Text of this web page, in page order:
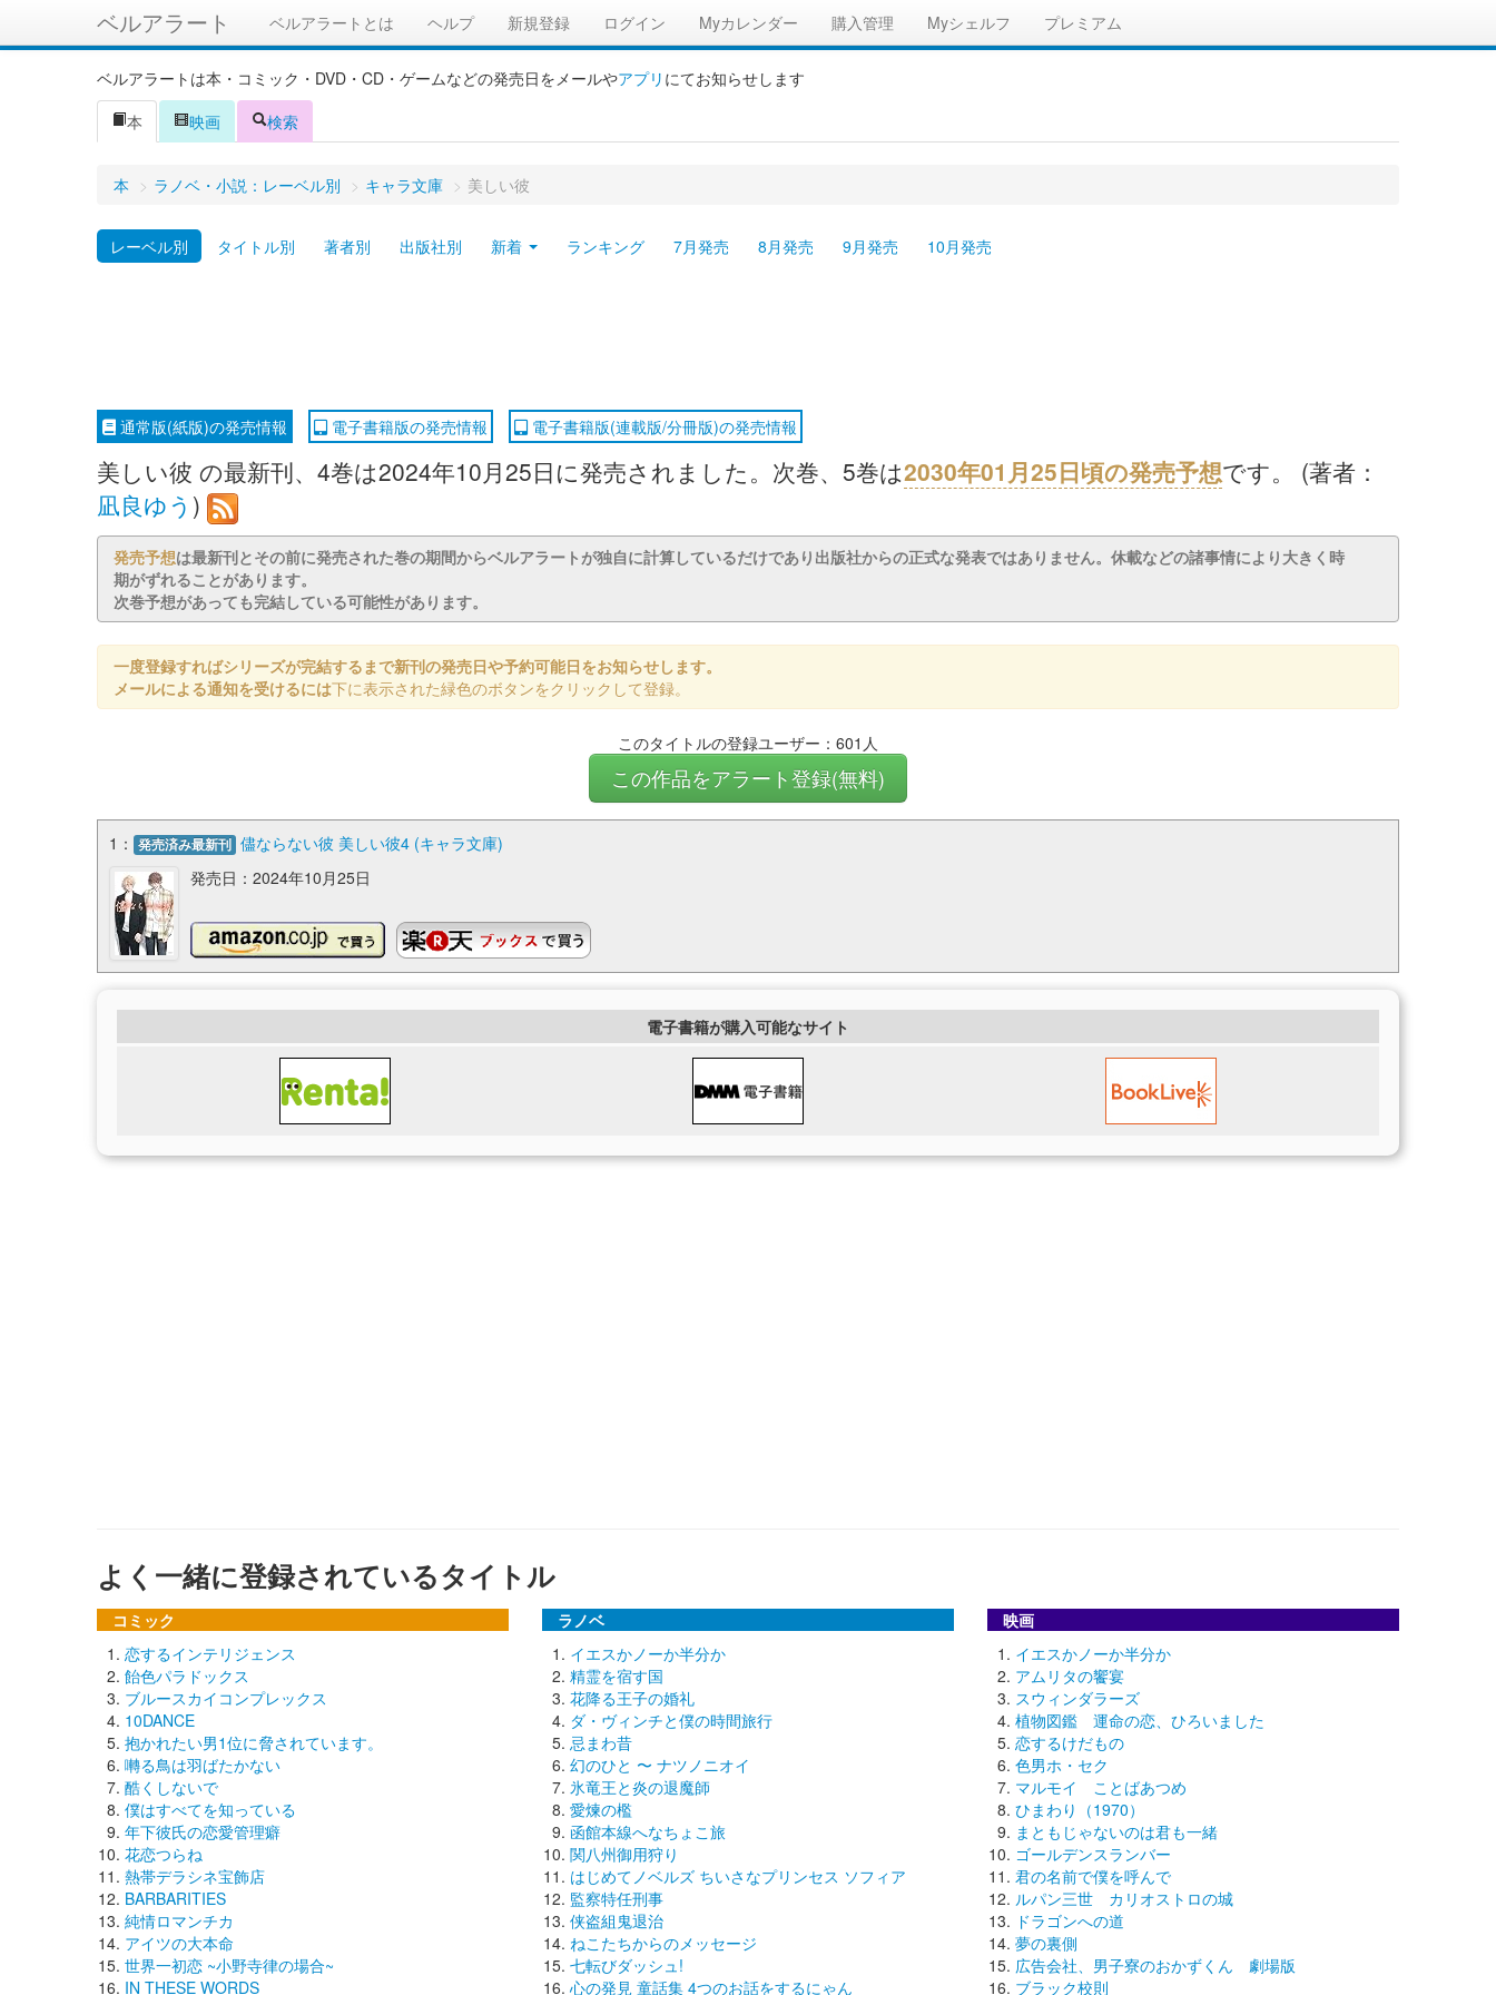
ベルアラート ベルアラートとは ヘルプ 新規登録 ログイン Myカレンダー 購入管理 Myシェルフ プレミアム
ベルアラートは本・コミック・DVD・CD・ゲームなどの発売日をメールやアプリ にてお知らせします
本
映画 検索
本 > ラノベ・小説：レーベル別 > キャラ文庫 > 美しい彼
レーベル別 タイトル別 著者別 出版社別 新着 ランキング 7月発売 8月発売 9月発売 10月発売
通常版(紙版)の発売情報 電子書籍版の発売情報 電子書籍版(連載版/分冊版)の発売情報
美しい彼 の最新刊、4巻は2024年10月25日に発売されました。次巻、5巻は2030年01月25日頃の発売予想です。 (著者：
凪良ゆう )
発売予想は最新刊とその前に発売された巻の期間からベルアラートが独自に計算しているだけであり出版社からの正式な発表ではありません。休載などの諸事情により大きく時
期がずれることがあります。
次巻予想があっても完結している可能性があります。
一度登録すればシリーズが完結するまで新刊の発売日や予約可能日をお知らせします。
メールによる通知を受けるには下に表示された緑色のボタンをクリックして登録。
このタイトルの登録ユーザー：601人
この作品をアラート登録(無料)
1： 発売済み最新刊 儘ならない彼 美しい彼4 (キャラ文庫)
発売日：2024年10月25日
電子書籍が購入可能なサイト
よく一緒に登録されているタイトル
コミック
恋するインテリジェンス
飴色パラドックス
ブルースカイコンプレックス
10DANCE
抱かれたい男1位に脅されています。
囀る鳥は羽ばたかない
酷くしないで
僕はすべてを知っている
年下彼氏の恋愛管理癖
花恋つらね
熱帯デラシネ宝飾店
BARBARITIES
純情ロマンチカ
アイツの大本命
世界一初恋 ~小野寺律の場合~
IN THESE WORDS
ラノベ
イエスかノーか半分か
精霊を宿す国
花降る王子の婚礼
ダ・ヴィンチと僕の時間旅行
忌まわ昔
幻のひと 〜 ナツノニオイ
氷竜王と炎の退魔師
愛煉の檻
函館本線へなちょこ旅
関八州御用狩り
はじめてノベルズ ちいさなプリンセス ソフィア
監察特任刑事
侠盗組鬼退治
ねこたちからのメッセージ
七転びダッシュ!
心の発見 童話集 4つのお話をするにゃん
映画
イエスかノーか半分か
アムリタの饗宴
スウィンダラーズ
植物図鑑 運命の恋、ひろいました
恋するけだもの
色男ホ・セク
マルモイ ことばあつめ
ひまわり（1970）
まともじゃないのは君も一緒
ゴールデンスランバー
君の名前で僕を呼んで
ルパン三世 カリオストロの城
ドラゴンへの道
夢の裏側
広告会社、男子寮のおかずくん 劇場版
ブラック校則